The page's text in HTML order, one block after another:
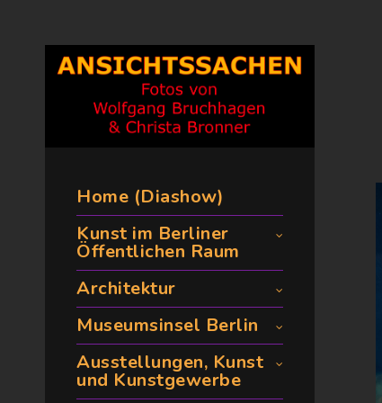
Home (Diashow)
Kunst im Berliner
Öffentlichen Raum
Architektur
Museumsinsel Berlin
Ausstellungen, Kunst
und Kunstgewerbe